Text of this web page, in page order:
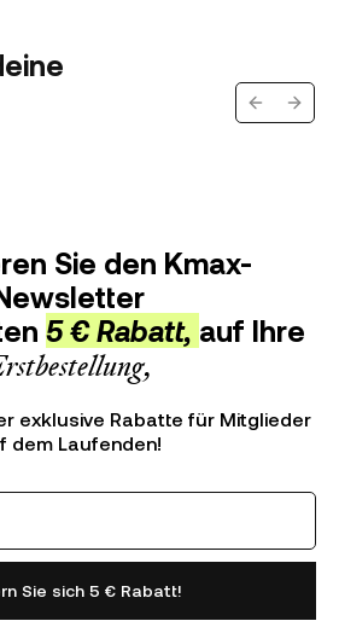
Previous
Next
Sie den Kmax-
5 € Rabatt, auf Ihre
exklusive Rabatte für Mitglieder
dem Laufenden!
Sie sich 5 € Rabatt!